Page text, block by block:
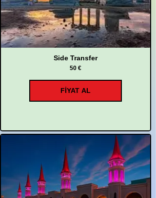
Side Transfer
50 €
FİYAT AL